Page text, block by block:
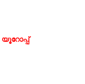
യൂറോപ്പ്